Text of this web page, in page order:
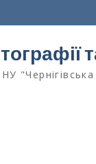
"Чернігівська